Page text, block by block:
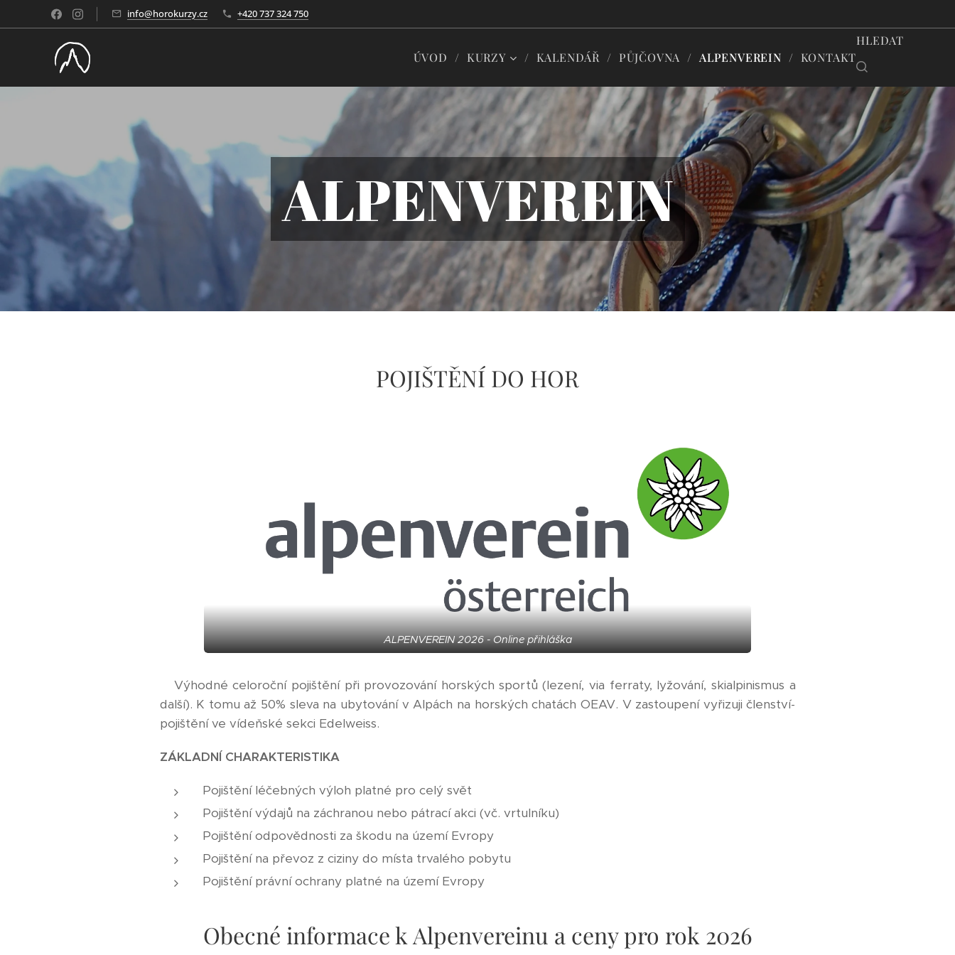
info@horokurzy.cz +420 737 324 750
ÚVOD KURZY KALENDÁŘ PŮJČOVNA ALPENVEREIN KONTAKT
HLEDAT
ALPENVEREIN
POJIŠTĚNÍ DO HOR
ALPENVEREIN 2026 - Online přihláška
Výhodné celoroční pojištění při provozování horských sportů (lezení, via ferraty, lyžování, skialpinismus a
další). K tomu až 50% sleva na ubytování v Alpách na horských chatách OEAV. V zastoupení vyřizuji členství-
pojištění ve vídeňské sekci Edelweiss.
ZÁKLADNÍ CHARAKTERISTIKA
Pojištění léčebných výloh platné pro celý svět
Pojištění výdajů na záchranou nebo pátrací akci (vč. vrtulníku)
Pojištění odpovědnosti za škodu na území Evropy
Pojištění na převoz z ciziny do místa trvalého pobytu
Pojištění právní ochrany platné na území Evropy
Obecné informace k Alpenvereinu a ceny pro rok 2026